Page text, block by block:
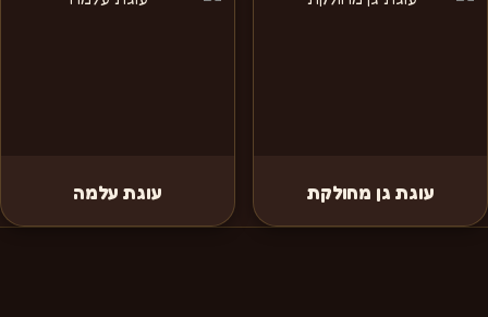
עוגת גן מחולקת עוגת עלמה